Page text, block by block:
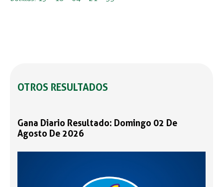
OTROS RESULTADOS
Gana Diario Resultado: Domingo 02 De
Agosto De 2026